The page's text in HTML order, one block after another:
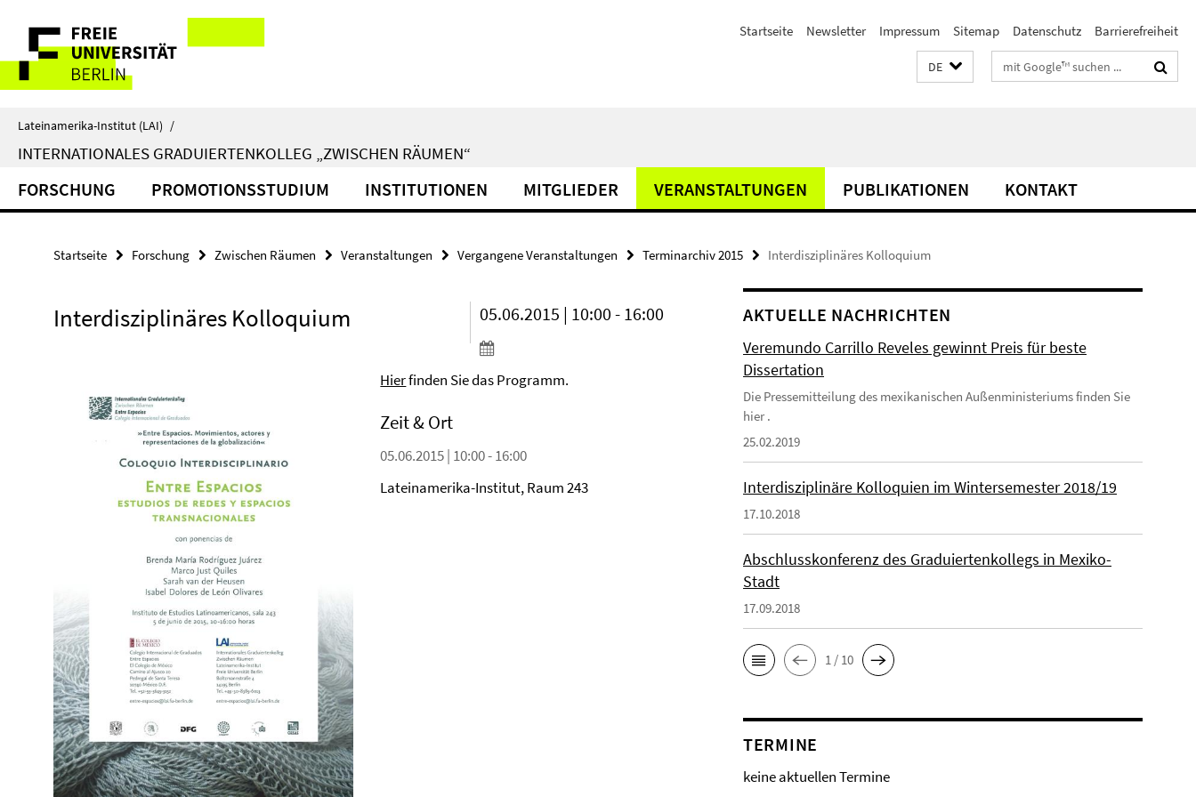
direkt
Inhalt
Service-
Navigation
Startseite Newsletter Impressum Sitemap Datenschutz Barrierefreiheit
DE Suchbegriffe
Lateinamerika-Institut (LAI) /
INTERNATIONALES GRADUIERTENKOLLEG „ZWISCHEN RÄUMEN“
FORSCHUNG PROMOTIONSSTUDIUM INSTITUTIONEN MITGLIEDER VERANSTALTUNGEN PUBLIKATIONEN KONTAKT
Startseite Forschung Zwischen Räumen Veranstaltungen Vergangene Veranstaltungen Terminarchiv 2015 Interdisziplinäres Kolloquium
Interdisziplinäres Kolloquium 05.06.2015 | 10:00 - 16:00
Hierfinden Sie das Programm.
Zeit & Ort
05.06.2015 | 10:00 - 16:00
Lateinamerika-Institut, Raum 243
AKTUELLE NACHRICHTEN
Veremundo Carrillo Reveles gewinnt Preis für beste
Dissertation
Die Pressemitteilung des mexikanischen Außenministeriums finden Sie
hier .
25.02.2019
Interdisziplinäre Kolloquien im Wintersemester 2018/19
17.10.2018
Abschlusskonferenz des Graduiertenkollegs in Mexiko-
Stadt
17.09.2018
1 / 10
TERMINE
keine aktuellen Termine